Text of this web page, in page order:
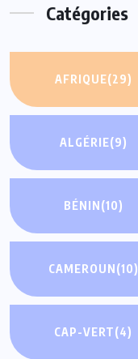
Catégories
AFRIQUE(29)
ALGÉRIE(9)
BÉNIN(10)
CAMEROUN(10)
CAP-VERT(4)